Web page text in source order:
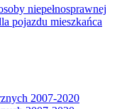
niepełnosprawnej
pojazdu mieszkańca
2007-2020